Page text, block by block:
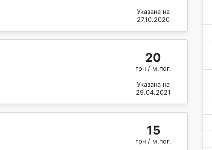
Указана на
27.10.2020
20
грн / м.пог.
Указана на
29.04.2021
15
грн / м.пог.